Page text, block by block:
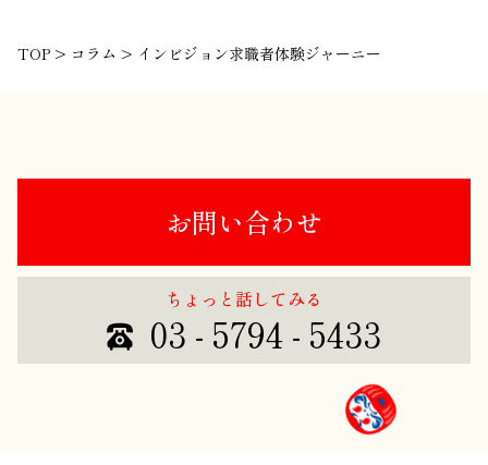
TOP > コラム > インビジョン求職者体験ジャーニー
お問い合わせ
ちょっと話してみる
03 - 5794 - 5433